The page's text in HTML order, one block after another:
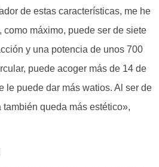
de estas características, me he
como máximo, puede ser de siete
y una potencia de unos 700
puede acoger más de 14 de
le puede dar más watios. Al ser de
también queda más estético»,